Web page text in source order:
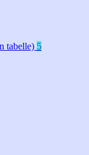
tabelle) 5